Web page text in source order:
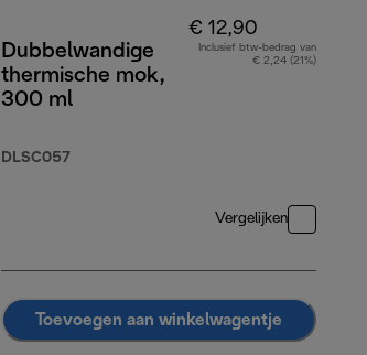
Dubbelwandige
thermische mok,
300 ml
DLSC057
€ 12,90
Inclusief btw-bedrag van
€ 2,24 (21%)
Vergelijken
Toevoegen aan winkelwagentje